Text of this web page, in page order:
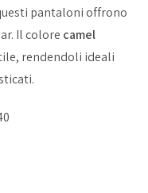
pantaloni offrono
Il colore camel
rendendoli ideali